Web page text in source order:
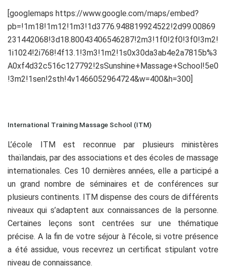
[googlemaps https://www.google.com/maps/embed?
pb=!1m18!1m12!1m3!1d3776.948819924522!2d99.00869
231442068!3d18.80043406546287!2m3!1f0!2f0!3f0!3m2!
1i1024!2i768!4f13.1!3m3!1m2!1s0x30da3ab4e2a7815b%3
A0xf4d32c516c127792!2sSunshine+Massage+School!5e0
!3m2!1sen!2sth!4v1466052964724&w=400&h=300]
International Training Massage School (ITM)
L’école ITM est reconnue par plusieurs ministères
thaïlandais, par des associations et des écoles de massage
internationales. Ces 10 dernières années, elle a participé a
un grand nombre de séminaires et de conférences sur
plusieurs continents. ITM dispense des cours de différents
niveaux qui s’adaptent aux connaissances de la personne.
Certaines leçons sont centrées sur une thématique
précise. A la fin de votre séjour à l’école, si votre présence
a été assidue, vous recevrez un certificat stipulant votre
niveau de connaissance.